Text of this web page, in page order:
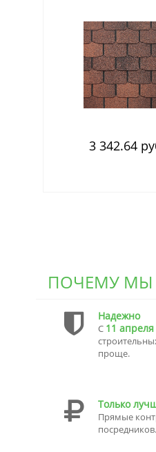
3 342.64
ПОЧЕМУ МЫ
Надежно
С 11 апреля
проще.
Только
Прямые
посредников.